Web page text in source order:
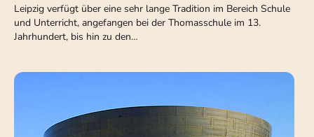
Leipzig verfügt über eine sehr lange Tradition im Bereich Schule
und Unterricht, angefangen bei der Thomasschule im 13.
Jahrhundert, bis hin zu den…